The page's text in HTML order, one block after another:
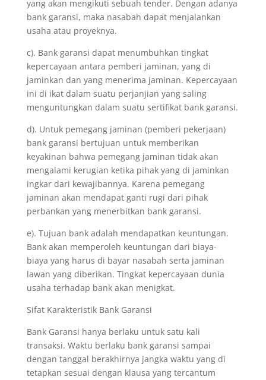
yang akan mengikuti sebuah tender. Dengan adanya
bank garansi, maka nasabah dapat menjalankan
usaha atau proyeknya.
c). Bank garansi dapat menumbuhkan tingkat
kepercayaan antara pemberi jaminan, yang di
jaminkan dan yang menerima jaminan. Kepercayaan
ini di ikat dalam suatu perjanjian yang saling
menguntungkan dalam suatu sertifikat bank garansi.
d). Untuk pemegang jaminan (pemberi pekerjaan)
bank garansi bertujuan untuk memberikan
keyakinan bahwa pemegang jaminan tidak akan
mengalami kerugian ketika pihak yang di jaminkan
ingkar dari kewajibannya. Karena pemegang
jaminan akan mendapat ganti rugi dari pihak
perbankan yang menerbitkan bank garansi.
e). Tujuan bank adalah mendapatkan keuntungan.
Bank akan memperoleh keuntungan dari biaya-
biaya yang harus di bayar nasabah serta jaminan
lawan yang diberikan. Tingkat kepercayaan dunia
usaha terhadap bank akan menigkat.
Sifat Karakteristik Bank Garansi
Bank Garansi hanya berlaku untuk satu kali
transaksi. Waktu berlaku bank garansi sampai
dengan tanggal berakhirnya jangka waktu yang di
tetapkan sesuai dengan klausa yang tercantum